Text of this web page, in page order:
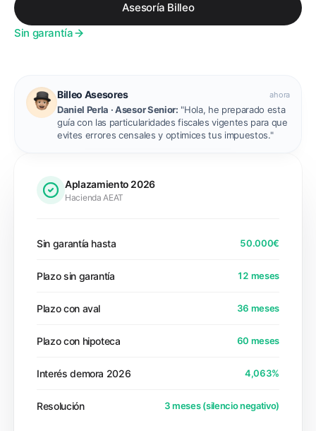
Asesoría Billeo
Sin garantía
Billeo Asesores ahora
Daniel Perla · Asesor Senior: "Hola, he preparado esta
guía con las particularidades fiscales vigentes para que
evites errores censales y optimices tus impuestos."
Aplazamiento 2026
Hacienda AEAT
Sin garantía hasta 50.000€
Plazo sin garantía 12 meses
Plazo con aval 36 meses
Plazo con hipoteca 60 meses
Interés demora 2026 4,063%
Resolución 3 meses (silencio negativo)